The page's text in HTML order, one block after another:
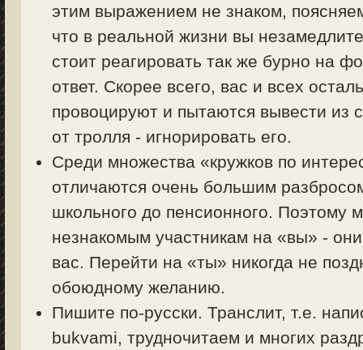
этим выражением не знаком,
что в реальной жизни вы
стоит реагировать так же бурно на
ответ. Скорее всего, вас и всех
провоцируют и пытаются вывести из
от тролля - игнорировать его.
Среди множества «кружков по
отличаются очень большим
школьного до пенсионного. Поэтому
незнакомым участникам на «вы» -
вас. Перейти на «ты» никогда не
обоюдному желанию.
Пишите по-русски. Транслит, т.е.
bukvami, трудночитаем и многих